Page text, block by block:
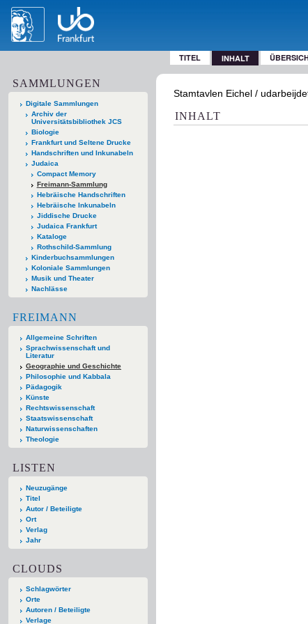
TITEL INHALT
SAMMLUNGEN
Digitale Sammlungen
Archiv der
Universitätsbibliothek JCS
Biologie
Frankfurt und Seltene Drucke
Handschriften und Inkunabeln
Judaica
Compact Memory
Freimann-Sammlung
Hebräische Handschriften
Hebräische Inkunabeln
Jiddische Drucke
Judaica Frankfurt
Kataloge
Rothschild-Sammlung
Kinderbuchsammlungen
Koloniale Sammlungen
Musik und Theater
Nachlässe
FREIMANN
Allgemeine Schriften
Sprachwissenschaft und
Literatur
Geographie und Geschichte
Philosophie und Kabbala
Pädagogik
Künste
Rechtswissenschaft
Staatswissenschaft
Naturwissenschaften
Theologie
LISTEN
Neuzugänge
Titel
Autor / Beteiligte
Ort
Verlag
Jahr
CLOUDS
Schlagwörter
Orte
Autoren / Beteiligte
Verlage
Stamtavlen Eichel /
INHALT